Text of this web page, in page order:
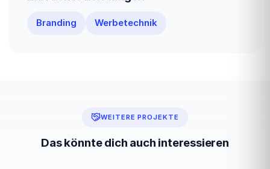
Branding Werbetechnik
WEITERE PROJEKTE
Das könnte dich auch interessieren